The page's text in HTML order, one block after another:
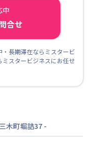
中
合せ
長期滞在ならミスタービ
スタービジネスにお任せ
木町堀詰37 -